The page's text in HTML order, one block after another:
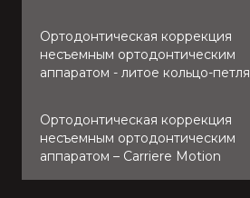
Ортодонтическая коррекция
несъемным ортодонтическим
аппаратом - литое кольцо-петля
Ортодонтическая коррекция
несъемным ортодонтическим
аппаратом – Carriere Motion